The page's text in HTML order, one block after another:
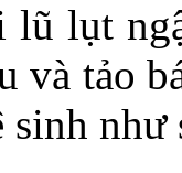
lũ lụt
và tảo
sinh như